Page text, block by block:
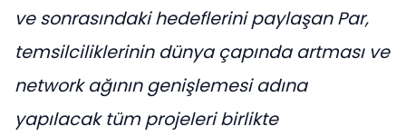
ve sonrasındaki hedeflerini paylaşan Par,
temsilciliklerinin dünya çapında artması ve
network ağının genişlemesi adına
yapılacak tüm projeleri birlikte